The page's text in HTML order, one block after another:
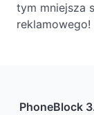
tym mniejsza
reklamowego!
PhoneBlock